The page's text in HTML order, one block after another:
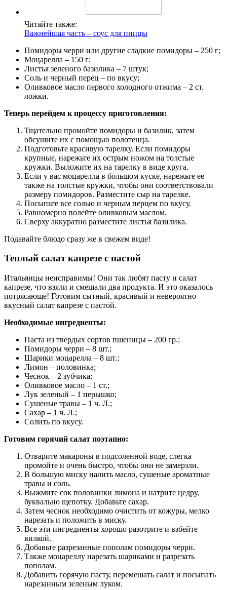
Читайте также:
Важнейшая часть – соус для пиццы
Помидоры черри или другие сладкие помидоры – 250 г;
Моцарелла – 150 г;
Листья зеленого базилика – 7 штук;
Соль и черный перец – по вкусу;
Оливковое масло первого холодного отжима – 2 ст.
ложки.
Теперь перейдем к процессу приготовления:
Тщательно промойте помидоры и базилик, затем
обсушите их с помощью полотенца.
Подготовьте красивую тарелку. Если помидоры
крупные, нарежьте их острым ножом на толстые
кружки. Выложите их на тарелку в виде круга.
Если у вас моцарелла в большом куске, нарежьте ее
также на толстые кружки, чтобы они соответствовали
размеру помидоров. Разместите сыр на тарелке.
Посыпьте все солью и черным перцем по вкусу.
Равномерно полейте оливковым маслом.
Сверху аккуратно разместите листья базилика.
Подавайте блюдо сразу же в свежем виде!
Теплый салат капрезе с пастой
Итальянцы неисправимы! Они так любят пасту и салат
капрезе, что взяли и смешали два продукта. И это оказалось
потрясающе! Готовим сытный, красивый и невероятно
вкусный салат капрезе с пастой.
Необходимые ингредиенты:
Паста из твердых сортов пшеницы – 200 гр.;
Помидоры черри – 8 шт.;
Шарики моцарелла – 8 шт.;
Лимон – половинка;
Чеснок – 2 зубчика;
Оливковое масло – 1 ст.;
Лук зеленый – 1 перышко;
Сушеные травы – 1 ч. Л.;
Сахар – 1 ч. Л.;
Солить по вкусу.
Готовим горячий салат поэтапно:
Отварите макароны в подсоленной воде, слегка
промойте и очень быстро, чтобы они не замерзли.
В большую миску налить масло, сушеные ароматные
травы и соль.
Выжмите сок половинки лимона и натрите цедру,
буквально щепотку. Добавьте сахар.
Затем чеснок необходимо очистить от кожуры, мелко
нарезать и положить в миску.
Все эти ингредиенты хорошо разотрите и взбейте
вилкой.
Добавьте разрезанные пополам помидоры черри.
Также моцареллу нарезать шариками и разрезать
пополам.
Добавить горячую пасту, перемешать салат и посыпать
нарезанным зеленым луком.